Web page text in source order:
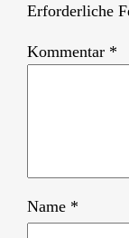
Erforderliche
Kommentar *
Name *